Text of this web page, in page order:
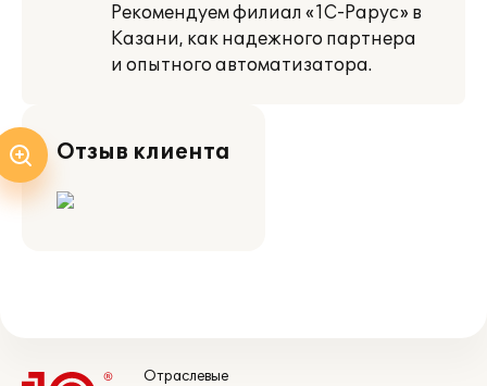
Рекомендуем филиал «1С-Рарус» в
Казани, как надежного партнера
и опытного автоматизатора.
Отзыв клиента
Отраслевые